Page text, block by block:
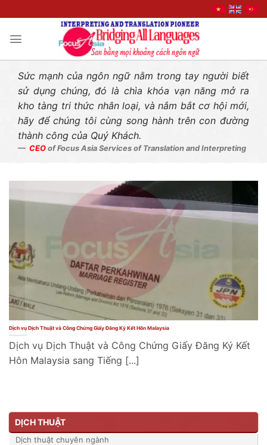
Sức mạnh của ngôn ngữ nằm trong tay người biết
sử dụng chúng, đó là chìa khóa vạn năng mở ra
kho tàng tri thức nhân loại, và nắm bắt cơ hội mới,
hãy để chúng tôi cùng song hành trên con đường
thành công của Quý Khách.
CEO of Focus Asia Services of Translation and Interpreting
Dịch vụ Dịch Thuật và Công Chứng Giấy Đăng Ký Kết Hôn Malaysia
Dịch vụ Dịch Thuật và Công Chứng Giấy Đăng Ký Kết
Hôn Malaysia sang Tiếng [...]
DỊCH THUẬT
Dịch thuật chuyên ngành